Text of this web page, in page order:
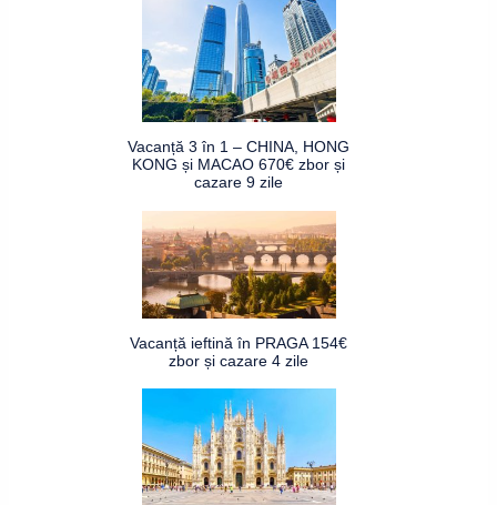
Vacanță 3 în 1 – CHINA, HONG
KONG și MACAO 670€ zbor și
cazare 9 zile
Vacanță ieftină în PRAGA 154€
zbor și cazare 4 zile